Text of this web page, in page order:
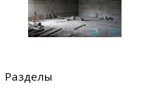
Разделы